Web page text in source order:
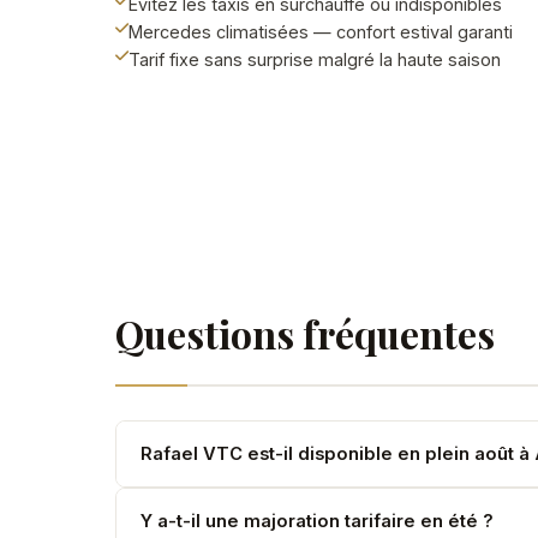
Évitez les taxis en surchauffe ou indisponibles
Mercedes climatisées — confort estival garanti
Tarif fixe sans surprise malgré la haute saison
Questions fréquentes
Rafael VTC est-il disponible en plein août à
Oui, mais les créneaux sont très demandés.
Y a-t-il une majoration tarifaire en été ?